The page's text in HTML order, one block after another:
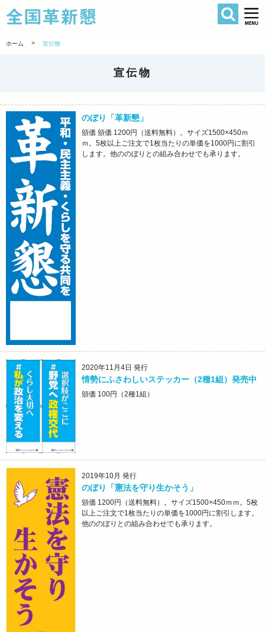
全国革新懇
検索
ホーム > 宣伝物
宣伝物
のぼり「革新懇」
頒価 頒価 1200円（送料無料）。サイズ1500×450ｍ
ｍ。5枚以上ご注文で1枚当たりの単価を1000円に割引
します。他ののぼりとの組み合わせでも承ります。
2020年11月4日 発行
情勢にふさわしいステッカー（2種1組）発売中
頒価 100円（2種1組）
2019年10月 発行
のぼり「憲法を守り生かそう」
頒価 1200円（送料無料）。サイズ1500×450ｍｍ。5枚
以上ご注文で1枚当たりの単価を1000円に割引します。
他ののぼりとの組み合わせでも承ります。